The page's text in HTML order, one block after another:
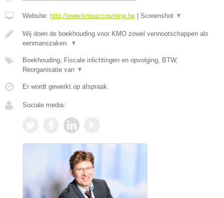
Website: http://www.kmoaccounting.be Screenshot ▼
Wij doen de boekhouding voor KMO zowel vennootschappen als
eenmanszaken. ▼
Boekhouding, Fiscale inlichtingen en opvolging, BTW,
Reorganisatie van ▼
Er wordt gewerkt op afspraak.
Sociale media: